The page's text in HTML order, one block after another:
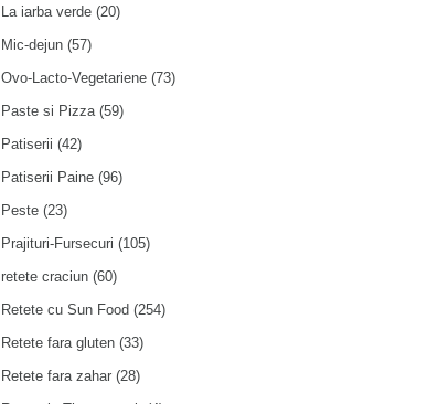
La iarba verde (20)
Mic-dejun (57)
Ovo-Lacto-Vegetariene (73)
Paste si Pizza(59)
Patiserii (42)
Patiserii Paine (96)
Peste (23)
Prajituri-Fursecuri (105)
retete craciun (60)
Retete cu Sun Food (254)
Retete fara gluten (33)
Retete fara zahar (28)